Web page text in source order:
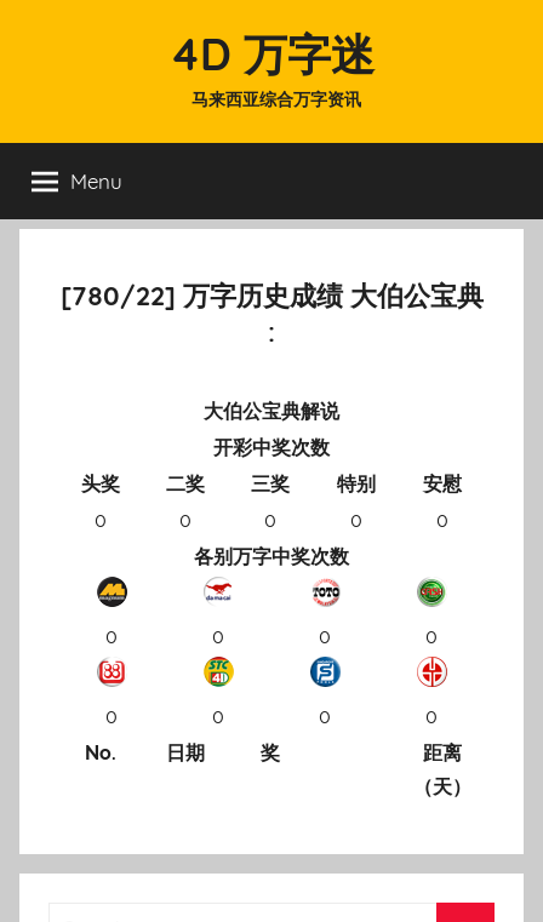
4D 万字迷
马来西亚综合万字资讯
Menu
[780/22] 万字历史成绩 大伯公宝典
:
大伯公宝典解说
开彩中奖次数
头奖
二奖 三奖 特别
安慰
0
0 0 0
0
各别万字中奖次数
0 0 0 0
0 0 0
0
No.
日期 奖
距离
（天）